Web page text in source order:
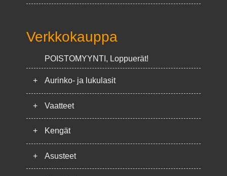
Verkkokauppa
POISTOMYYNTI, Loppuerät!
+ Aurinko- ja lukulasit
+ Vaatteet
+ Kengät
+ Asusteet